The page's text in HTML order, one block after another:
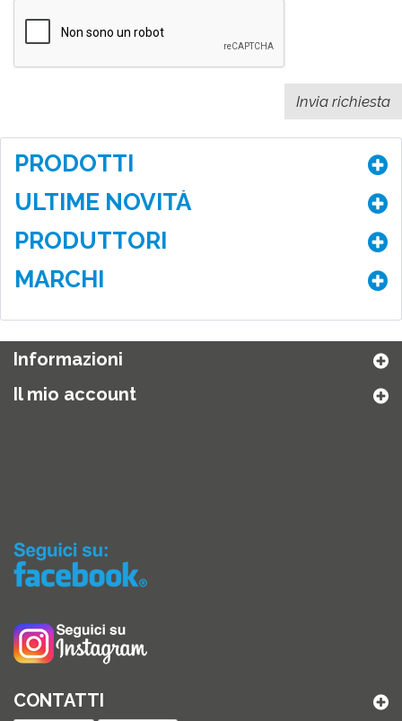
PRODOTTI
ULTIME NOVITÀ
PRODUTTORI
MARCHI
Informazioni
Il mio account
CONTATTI